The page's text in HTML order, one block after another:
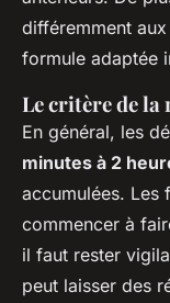
différemment
formule adaptée
Le critère de
En général, les
minutes à 2
accumulées. Les
commencer à
il faut rester
peut laisser des